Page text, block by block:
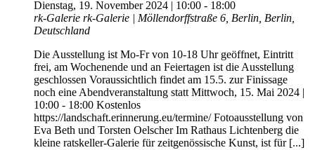
Dienstag, 19. November 2024 | 10:00 - 18:00
rk-Galerie rk-Galerie | Möllendorffstraße 6, Berlin, Berlin,
Deutschland
Die Ausstellung ist Mo-Fr von 10-18 Uhr geöffnet, Eintritt
frei, am Wochenende und an Feiertagen ist die Ausstellung
geschlossen Voraussichtlich findet am 15.5. zur Finissage
noch eine Abendveranstaltung statt Mittwoch, 15. Mai 2024 |
10:00 - 18:00 Kostenlos
https://landschaft.erinnerung.eu/termine/ Fotoausstellung von
Eva Beth und Torsten Oelscher Im Rathaus Lichtenberg die
kleine ratskeller-Galerie für zeitgenössische Kunst, ist für [...]